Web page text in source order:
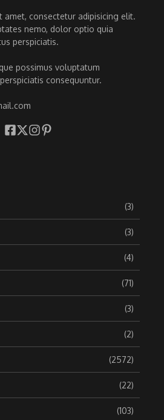
amet, consectetur adipisicing elit.
nemo, dolor optio quia
perspiciatis.
possimus voluptatum
consequuntur.
(3)
(3)
(4)
(71)
(3)
(2)
(2572)
(22)
(103)